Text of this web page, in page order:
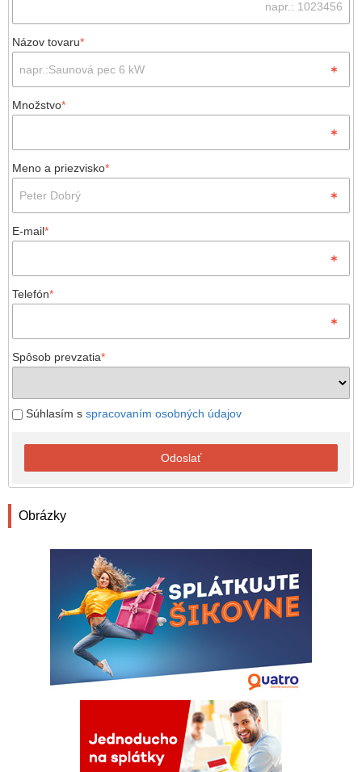
Názov tovaru*
Množstvo*
Meno a priezvisko*
E-mail*
Telefón*
Spôsob prevzatia*
Súhlasím s spracovaním osobných údajov
Odoslať
Obrázky